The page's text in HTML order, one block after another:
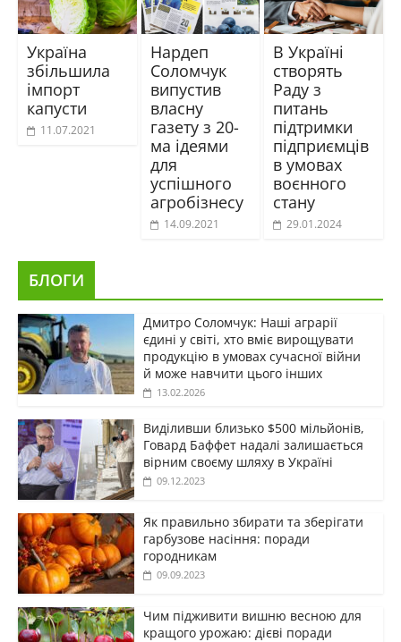
Україна
збільшила
імпорт
капусти
11.07.2021
Нардеп
Соломчук
випустив
власну
газету з 20-
ма ідеями
для
успішного
агробізнесу
14.09.2021
В Україні
створять
Раду з
питань
підтримки
підприємців
в умовах
воєнного
стану
29.01.2024
БЛОГИ
Дмитро Соломчук: Наші аграрії
єдині у світі, хто вміє вирощувати
продукцію в умовах сучасної війни
й може навчити цього інших
13.02.2026
Виділивши близько $500 мільйонів,
Говард Баффет надалі залишається
вірним своєму шляху в Україні
09.12.2023
Як правильно збирати та зберігати
гарбузове насіння: поради
городникам
09.09.2023
Чим підживити вишню весною для
кращого урожаю: дієві поради